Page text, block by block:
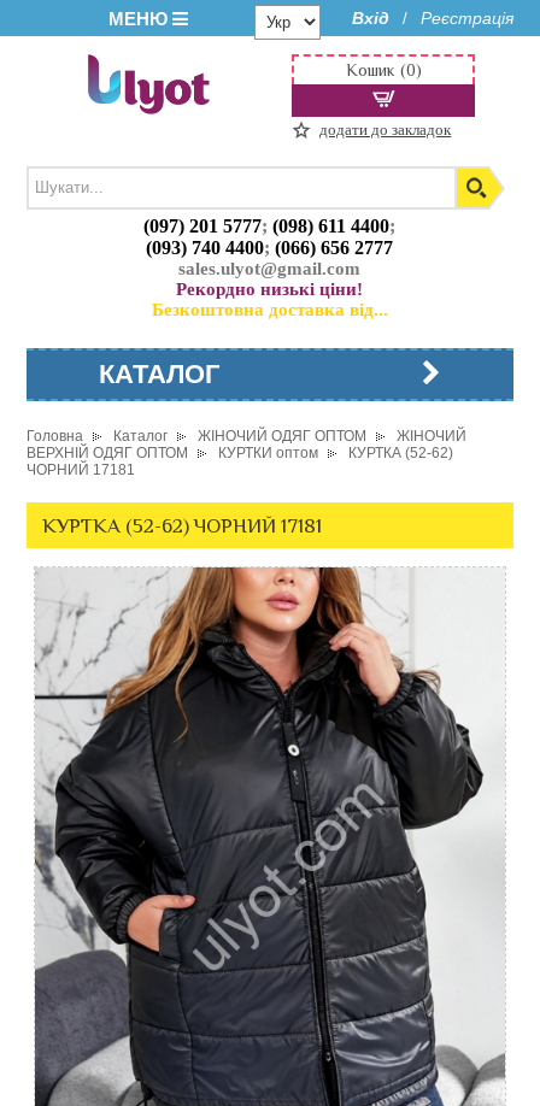
МЕНЮ Вхід / Реєстрація
(097) 201 5777;(098) 611 4400;
(093) 740 4400;(066) 656 2777
sales.ulyot@gmail.com
Рекордно низькі ціни!
Безкоштовна доставка від...
Кошик (0)
додати до закладок
КАТАЛОГ
Головна Каталог ЖІНОЧИЙ ОДЯГ ОПТОМ
ЖІНОЧИЙ
ВЕРХНІЙ ОДЯГ ОПТОМ
КУРТКИ оптом
КУРТКА (52-62)
ЧОРНИЙ 17181
КУРТКА (52-62) ЧОРНИЙ 17181